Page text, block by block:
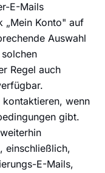
E-Mails
„Mein Konto" auf
Auswahl
Regel auch
wenn
gibt.
einschließlich,
E-Mails,